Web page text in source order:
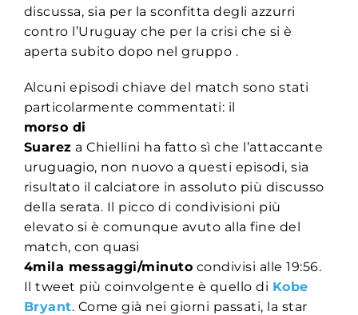
discussa, sia per la sconfitta degli azzurri
contro l’Uruguay che per la crisi che si è
aperta subito dopo nel gruppo .
Alcuni episodi chiave del match sono stati
particolarmente commentati: il
morso di
Suarez a Chiellini ha fatto sì che l’attaccante
uruguagio, non nuovo a questi episodi, sia
risultato il calciatore in assoluto più discusso
della serata. Il picco di condivisioni più
elevato si è comunque avuto alla fine del
match, con quasi
4mila messaggi/minuto condivisi alle 19:56.
Il tweet più coinvolgente è quello di Kobe
Bryant. Come già nei giorni passati, la star